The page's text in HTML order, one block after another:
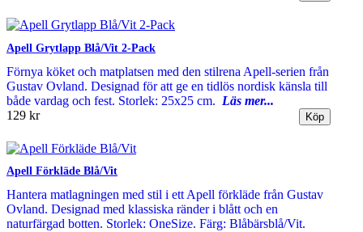
Apell Grytlapp Blå/Vit 2-Pack
Förnya köket och matplatsen med den stilrena Apell-serien från
Gustav Ovland. Designad för att ge en tidlös nordisk känsla till
både vardag och fest. Storlek: 25x25 cm. Läs mer...
129 kr
Apell Förkläde Blå/Vit
Hantera matlagningen med stil i ett Apell förkläde från Gustav
Ovland. Designad med klassiska ränder i blått och en
naturfärgad botten. Storlek: OneSize. Färg: Blåbärsblå/Vit.